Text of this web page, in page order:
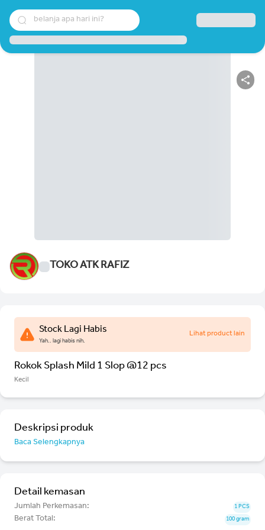
belanja apa hari ini?
TOKO ATK RAFIZ
Stock Lagi Habis
Yah.. lagi habis nih.
Lihat product lain
Rokok Splash Mild 1 Slop @12 pcs
Kecil
Deskripsi produk
Baca Selengkapnya
Detail kemasan
Jumlah Perkemasan: 1 PCS
Berat Total: 100 gram